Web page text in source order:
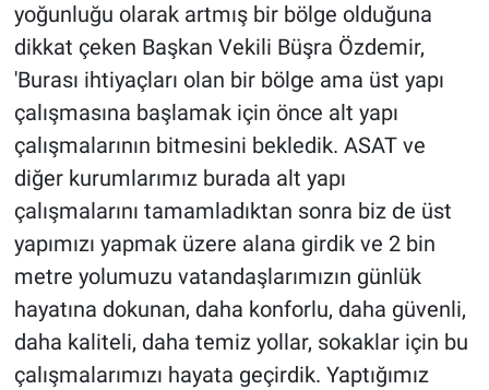
yoğunluğu olarak artmış bir bölge olduğuna
dikkat çeken Başkan Vekili Büşra Özdemir,
'Burası ihtiyaçları olan bir bölge ama üst yapı
çalışmasına başlamak için önce alt yapı
çalışmalarının bitmesini bekledik. ASAT ve
diğer kurumlarımız burada alt yapı
çalışmalarını tamamladıktan sonra biz de üst
yapımızı yapmak üzere alana girdik ve 2 bin
metre yolumuzu vatandaşlarımızın günlük
hayatına dokunan, daha konforlu, daha güvenli,
daha kaliteli, daha temiz yollar, sokaklar için bu
çalışmalarımızı hayata geçirdik. Yaptığımız